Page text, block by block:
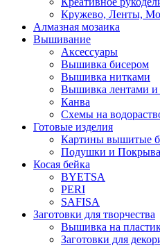
Кружево, Ленты,
Алмазная мозаика
Вышивание
Аксессуары
Вышивка бисером
Вышивка нитками
Вышивка лентами и
Канва
Схемы на
Готовые изделия
Картины вышитые
Подушки и
Косая бейка
BYETSA
PERI
SAFISA
Заготовки для творчества
Вышивка на
Заготовки для